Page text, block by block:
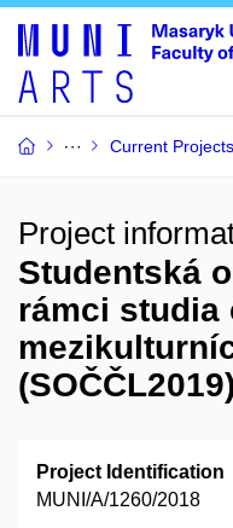
Current Projects
Project
Studentská
rámci studia
(SOČČL2019)
Project Identification
MUNI/A/1260/2018